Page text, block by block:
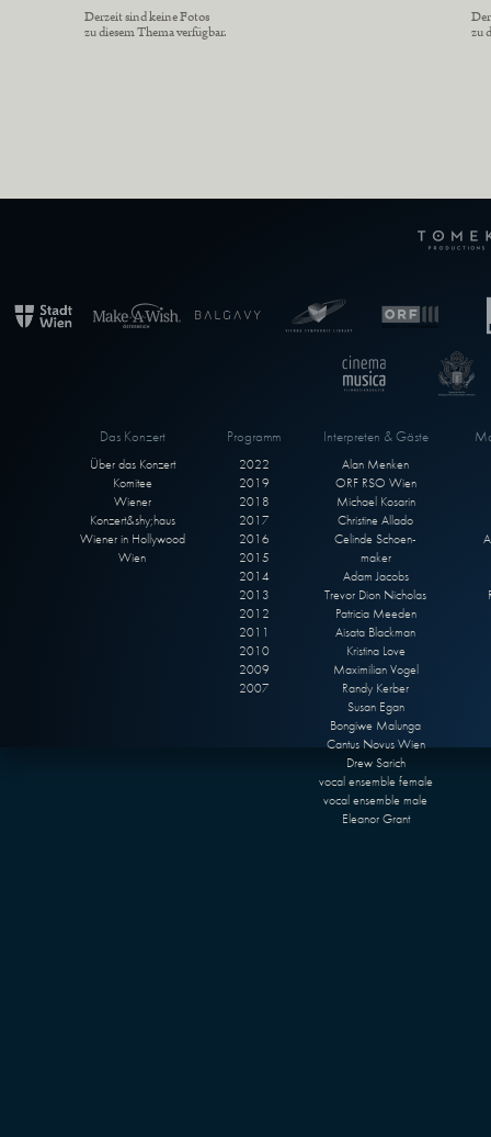
Derzeit sind keine Fotos
zu diesem Thema verfügbar.
zu
Das Konzert
Über das Konzert
Komitee
Wiener
Konzert&shy;haus
Wiener in Hollywood
Wien
Programm
2022
2019
2018
2017
2016
2015
2014
2013
2012
2011
2010
2009
2007
Interpreten & Gäste
Alan Menken
ORF RSO Wien
Michael Kosarin
Christine Allado
Celinde Schoen-
maker
Adam Jacobs
Trevor Dion Nicholas
Patricia Meeden
Aisata Blackman
Kristina Love
Maximilian Vogel
Randy Kerber
Susan Egan
Bongiwe Malunga
Cantus Novus Wien
Drew Sarich
vocal ensemble female
vocal ensemble male
Eleanor Grant